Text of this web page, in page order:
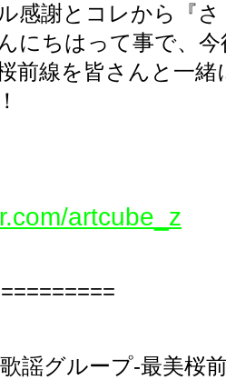
感謝とコレから『
にちはって事で、
前線を皆さんと一緒
artcube_z
歌謡グループ-最美桜